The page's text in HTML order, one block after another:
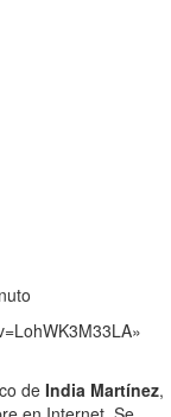
de India Martínez,